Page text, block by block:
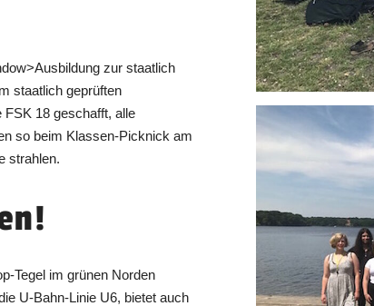
zur staatlich
staatlich geprüften
18 geschafft, alle
so beim Klassen-Picknick am
strahlen.
Tegel im grünen Norden
U-Bahn-Linie U6, bietet auch